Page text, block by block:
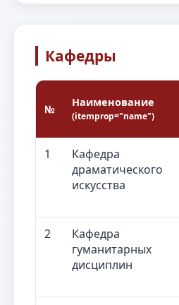
Кафедры
№
Наименование
(itemprop="name")
1
Кафедра
драматического
искусства
2
Кафедра
гуманитарных
дисциплин